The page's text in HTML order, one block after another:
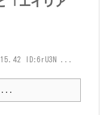
ID:6rU3N ...
...